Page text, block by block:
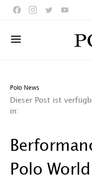
Polo News
Dieser Post ist
in:
Polo